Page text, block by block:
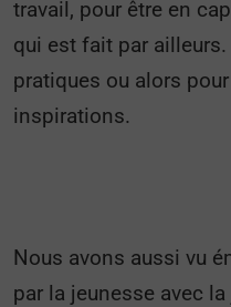
travail, pour être en
qui est fait par
pratiques ou alors
inspirations.
Nous avons aussi vu
par la jeunesse avec